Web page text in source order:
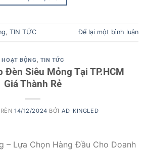
, TIN TỨC Để lại một bình luận
HOẠT ĐỘNG, TIN TỨC
Đèn Siêu Mỏng Tại TP.HCM
Giá Thành Rẻ
14/12/2024 BỞI AD-KINGLED
– Lựa Chọn Hàng Đầu Cho Doanh